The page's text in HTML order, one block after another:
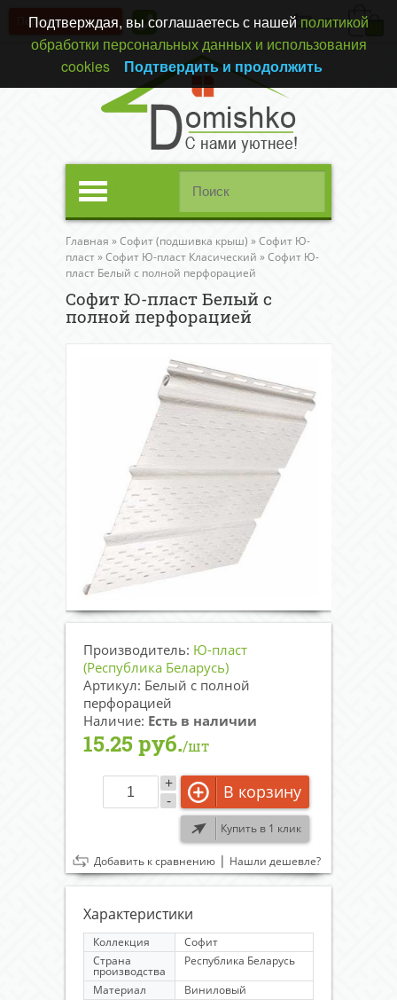
(0)
Перезвонить вам?
Главная »Софит (подшивка крыш) »Софит Ю-
пласт»Софит Ю-пласт Класический »Софит Ю-
пласт Белый c полной перфорацией
Софит Ю-пласт Белый c
полной перфорацией
Производитель: Ю-пласт
(Республика Беларусь)
Артикул: Белый c полной
перфорацией
Наличие: Есть в наличии
15.25 руб./шт
-
+ В корзину
Купить в 1 клик
Добавить к сравнению | Нашли дешевле?
Характеристики
Коллекция
Софит
Страна
производства
Республика Беларусь
Материал
Виниловый
Подтверждая, вы соглашаетесь с нашей политикой
обработки персональных данных и использования
cookies
Подтвердить и продолжить